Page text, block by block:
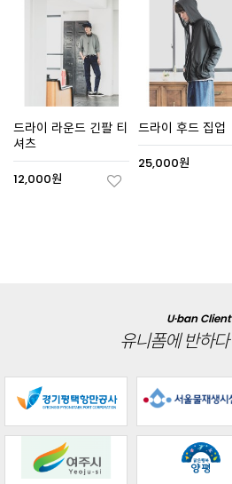
드라이 라운드 긴팔 티
셔츠
12,000원
드라이 후드 집업
25,000원
U·ban Client
유니폼에 반하다